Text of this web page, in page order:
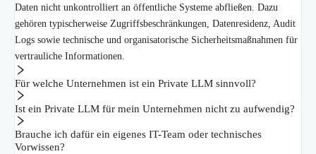
Daten nicht unkontrolliert an öffentliche Systeme abfließen. Dazu
gehören typischerweise Zugriffsbeschränkungen, Datenresidenz, Audit
Logs sowie technische und organisatorische Sicherheitsmaßnahmen für
vertrauliche Informationen.
Für welche Unternehmen ist ein Private LLM sinnvoll?
Ist ein Private LLM für mein Unternehmen nicht zu aufwendig?
Brauche ich dafür ein eigenes IT-Team oder technisches
Vorwissen?